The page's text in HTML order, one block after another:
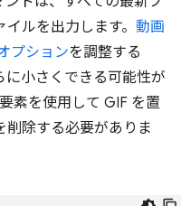
ルを出力します。 動画
プションを調整する
に小さくできる可能性が
要素を使用して GIF を置
削除する必要がありま